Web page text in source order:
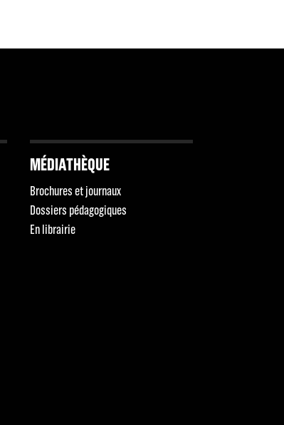
MÉDIATHÈQUE
Brochures et journaux
Dossiers pédagogiques
En librairie